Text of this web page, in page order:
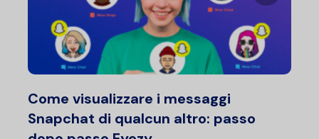
Condividi
Come visualizzare i messaggi
Snapchat di qualcun altro: passo